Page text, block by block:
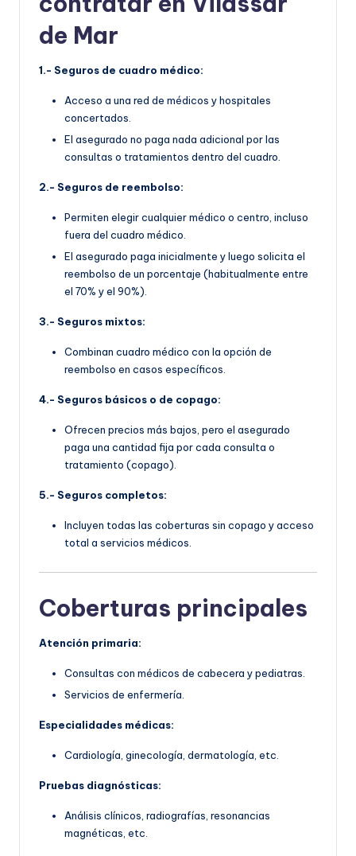
de Mar
1.- Seguros de cuadro médico:
Acceso a una red de médicos y hospitales
concertados.
El asegurado no paga nada adicional por las
consultas o tratamientos dentro del cuadro.
2.- Seguros de reembolso:
Permiten elegir cualquier médico o centro, incluso
fuera del cuadro médico.
El asegurado paga inicialmente y luego solicita el
reembolso de un porcentaje (habitualmente entre
el 70% y el 90%).
3.- Seguros mixtos:
Combinan cuadro médico con la opción de
reembolso en casos específicos.
4.- Seguros básicos o de copago:
Ofrecen precios más bajos, pero el asegurado
paga una cantidad fija por cada consulta o
tratamiento (copago).
5.- Seguros completos:
Incluyen todas las coberturas sin copago y acceso
total a servicios médicos.
Coberturas principales
Atención primaria:
Consultas con médicos de cabecera y pediatras.
Servicios de enfermería.
Especialidades médicas:
Cardiología, ginecología, dermatología, etc.
Pruebas diagnósticas:
Análisis clínicos, radiografías, resonancias
magnéticas, etc.